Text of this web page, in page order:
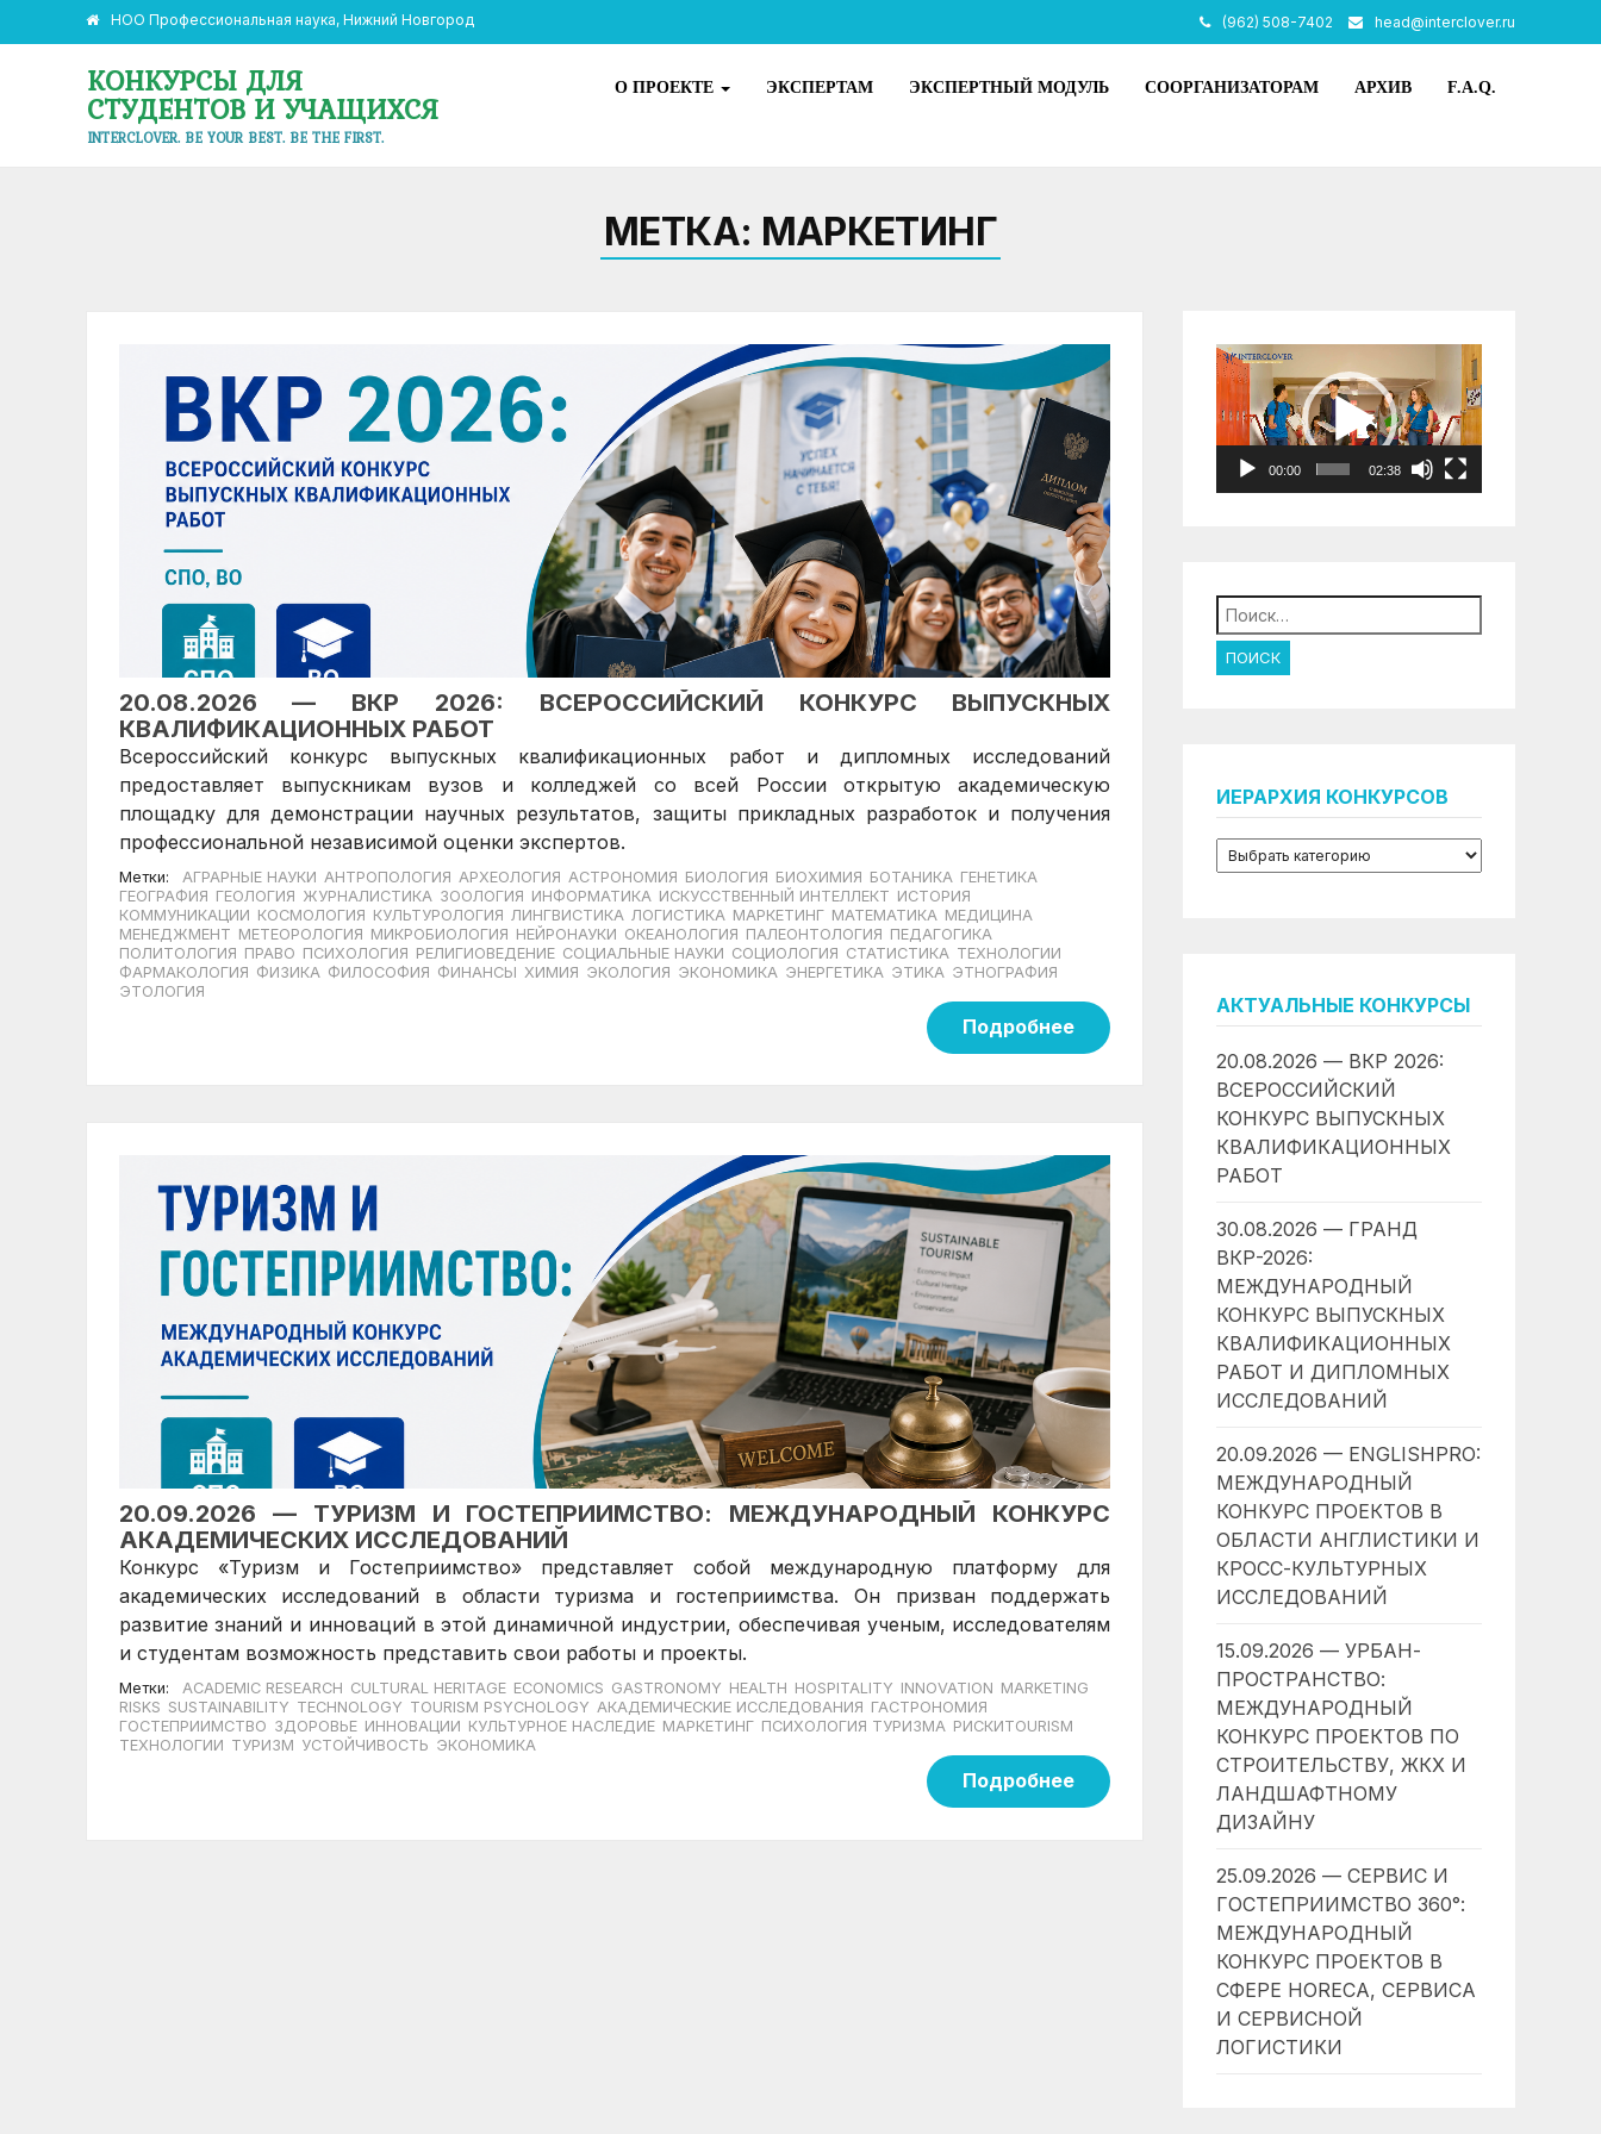
НОО Профессиональная наука, Нижний Новгород (962) 508-7402 head@interclover.ru
КОНКУРСЫ ДЛЯ
СТУДЕНТОВ И УЧАЩИХСЯ
INTERCLOVER. BE YOUR BEST. BE THE FIRST.
О ПРОЕКТЕ ЭКСПЕРТАМ ЭКСПЕРТНЫЙ МОДУЛЬ СООРГАНИЗАТОРАМ АРХИВ F.A.Q.
МЕТКА: МАРКЕТИНГ
20.08.2026 — ВКР 2026: ВСЕРОССИЙСКИЙ КОНКУРС ВЫПУСКНЫХ
КВАЛИФИКАЦИОННЫХ РАБОТ
Всероссийский конкурс выпускных квалификационных работ и дипломных исследований
предоставляет выпускникам вузов и колледжей со всей России открытую академическую
площадку для демонстрации научных результатов, защиты прикладных разработок и получения
профессиональной независимой оценки экспертов.
Метки: АГРАРНЫЕ НАУКИ АНТРОПОЛОГИЯ АРХЕОЛОГИЯ АСТРОНОМИЯ БИОЛОГИЯ БИОХИМИЯ БОТАНИКА ГЕНЕТИКА
ГЕОГРАФИЯ ГЕОЛОГИЯ ЖУРНАЛИСТИКА ЗООЛОГИЯ ИНФОРМАТИКА ИСКУССТВЕННЫЙ ИНТЕЛЛЕКТ ИСТОРИЯ
КОММУНИКАЦИИ КОСМОЛОГИЯ КУЛЬТУРОЛОГИЯ ЛИНГВИСТИКА ЛОГИСТИКА МАРКЕТИНГ МАТЕМАТИКА МЕДИЦИНА
МЕНЕДЖМЕНТ МЕТЕОРОЛОГИЯ МИКРОБИОЛОГИЯ НЕЙРОНАУКИ ОКЕАНОЛОГИЯ ПАЛЕОНТОЛОГИЯ ПЕДАГОГИКА
ПОЛИТОЛОГИЯ ПРАВО ПСИХОЛОГИЯ РЕЛИГИОВЕДЕНИЕ СОЦИАЛЬНЫЕ НАУКИ СОЦИОЛОГИЯ СТАТИСТИКА ТЕХНОЛОГИИ
ФАРМАКОЛОГИЯ ФИЗИКА ФИЛОСОФИЯ ФИНАНСЫ ХИМИЯ ЭКОЛОГИЯ ЭКОНОМИКА ЭНЕРГЕТИКА ЭТИКА ЭТНОГРАФИЯ
ЭТОЛОГИЯ
Подробнее
20.09.2026 — ТУРИЗМ И ГОСТЕПРИИМСТВО: МЕЖДУНАРОДНЫЙ КОНКУРС
АКАДЕМИЧЕСКИХ ИССЛЕДОВАНИЙ
Конкурс «Туризм и Гостеприимство» представляет собой международную платформу для
академических исследований в области туризма и гостеприимства. Он призван поддержать
развитие знаний и инноваций в этой динамичной индустрии, обеспечивая ученым, исследователям
и студентам возможность представить свои работы и проекты.
Метки: ACADEMIC RESEARCH CULTURAL HERITAGE ECONOMICS GASTRONOMY HEALTH HOSPITALITY INNOVATION MARKETING
RISKS SUSTAINABILITY TECHNOLOGY TOURISM PSYCHOLOGY АКАДЕМИЧЕСКИЕ ИССЛЕДОВАНИЯ ГАСТРОНОМИЯ
ГОСТЕПРИИМСТВО ЗДОРОВЬЕ ИННОВАЦИИ КУЛЬТУРНОЕ НАСЛЕДИЕ МАРКЕТИНГ ПСИХОЛОГИЯ ТУРИЗМА РИСКИTOURISM
ТЕХНОЛОГИИ ТУРИЗМ УСТОЙЧИВОСТЬ ЭКОНОМИКА
Подробнее
Видеоплеер
00:00 02:38
Найти:
ИЕРАРХИЯ КОНКУРСОВ
АКТУАЛЬНЫЕ КОНКУРСЫ
20.08.2026 — ВКР 2026:
ВСЕРОССИЙСКИЙ
КОНКУРС ВЫПУСКНЫХ
КВАЛИФИКАЦИОННЫХ
РАБОТ
30.08.2026 — ГРАНД
ВКР-2026:
МЕЖДУНАРОДНЫЙ
КОНКУРС ВЫПУСКНЫХ
КВАЛИФИКАЦИОННЫХ
РАБОТ И ДИПЛОМНЫХ
ИССЛЕДОВАНИЙ
20.09.2026 — ENGLISHPRO:
МЕЖДУНАРОДНЫЙ
КОНКУРС ПРОЕКТОВ В
ОБЛАСТИ АНГЛИСТИКИ И
КРОСС-КУЛЬТУРНЫХ
ИССЛЕДОВАНИЙ
15.09.2026 — УРБАН-
ПРОСТРАНСТВО:
МЕЖДУНАРОДНЫЙ
КОНКУРС ПРОЕКТОВ ПО
СТРОИТЕЛЬСТВУ, ЖКХ И
ЛАНДШАФТНОМУ
ДИЗАЙНУ
25.09.2026 — СЕРВИС И
ГОСТЕПРИИМСТВО 360°:
МЕЖДУНАРОДНЫЙ
КОНКУРС ПРОЕКТОВ В
СФЕРЕ HORECA, СЕРВИСА
И СЕРВИСНОЙ
ЛОГИСТИКИ